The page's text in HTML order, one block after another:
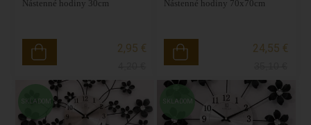
Nástenné hodiny 30cm
2,95 €
Nástenné hodiny 70x70cm
24,55 €
SKLADOM SKLADOM